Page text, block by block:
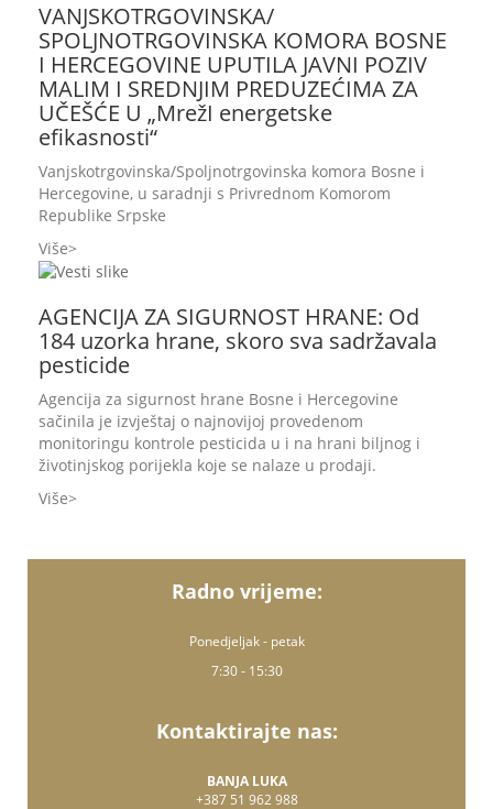
VANJSKOTRGOVINSKA/
SPOLJNOTRGOVINSKA KOMORA BOSNE
I HERCEGOVINE UPUTILA JAVNI POZIV
MALIM I SREDNJIM PREDUZEĆIMA ZA
UČEŠĆE U „MrežI energetske
efikasnosti“
Vanjskotrgovinska/Spoljnotrgovinska komora Bosne i
Hercegovine, u saradnji s Privrednom Komorom
Republike Srpske
Više
AGENCIJA ZA SIGURNOST HRANE: Od
184 uzorka hrane, skoro sva sadržavala
pesticide
Agencija za sigurnost hrane Bosne i Hercegovine
sačinila je izvještaj o najnovijoj provedenom
monitoringu kontrole pesticida u i na hrani biljnog i
životinjskog porijekla koje se nalaze u prodaji.
Više
Radno vrijeme:
Ponedjeljak - petak
7:30 - 15:30
Kontaktirajte nas:
BANJA LUKA
+387 51 962 988